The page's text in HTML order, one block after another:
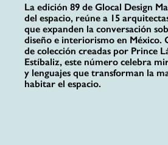
La edición 89 de Glocal Design
del espacio, reúne a 15
que expanden la conversación
diseño e interiorismo en México.
de colección creadas por Prince
Estíbaliz, este número celebra
y lenguajes que transforman la
habitar el espacio.